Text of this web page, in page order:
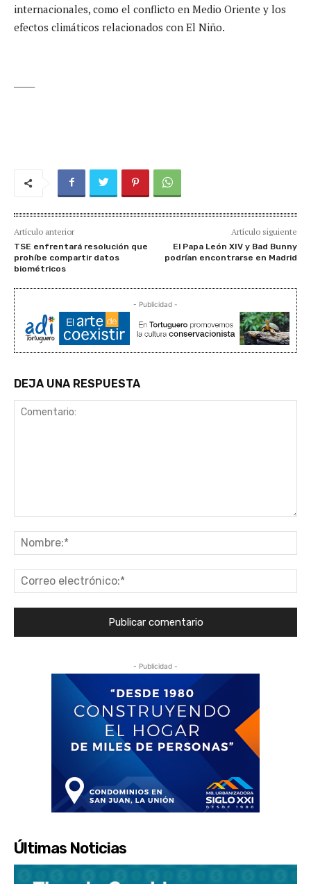
internacionales, como el conflicto en Medio Oriente y los
efectos climáticos relacionados con El Niño.
Artículo anterior
TSE enfrentará resolución que
prohíbe compartir datos
biométricos
Artículo siguiente
El Papa León XIV y Bad Bunny
podrían encontrarse en Madrid
- Publicidad -
DEJA UNA RESPUESTA
- Publicidad -
Últimas Noticias